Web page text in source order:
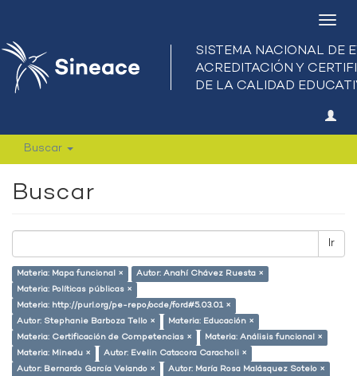
Buscar
Buscar
Ir
Materia: Mapa funcional ×
Autor: Anahí Chávez Ruesta ×
Materia: Políticas públicas ×
Materia: http://purl.org/pe-repo/ocde/ford#5.03.01 ×
Autor: Stephanie Barboza Tello ×
Materia: Educación ×
Materia: Certificación de Competencias ×
Materia: Análisis funcional ×
Materia: Minedu ×
Autor: Evelin Catacora Caracholi ×
Autor: Bernardo García Velando ×
Autor: María Rosa Malásquez Sotelo ×